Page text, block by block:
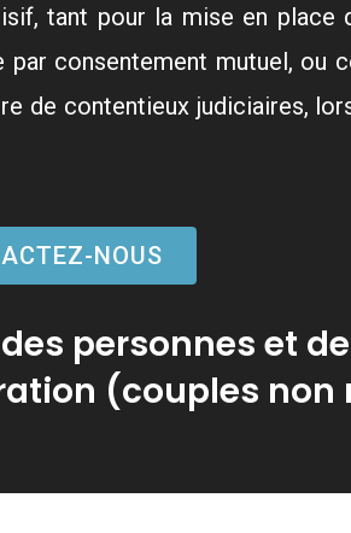
tant pour la mise en place
consentement mutuel, ou
de contentieux judiciaires,
NOUS
personnes et
(couples non